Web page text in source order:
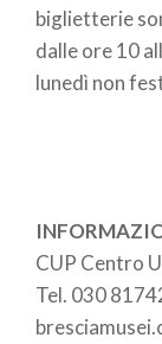
Dal 2011 il
Salvatore-
archeologico
Per
Fondazione
San Salvatore-
biglietterie
dalle ore 10
lunedì non
CUP Centro
Tel. 030